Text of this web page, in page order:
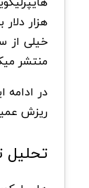
هزار دلار به
خیلی از
منتشر
در ادامه این
ریزش
تحلیل